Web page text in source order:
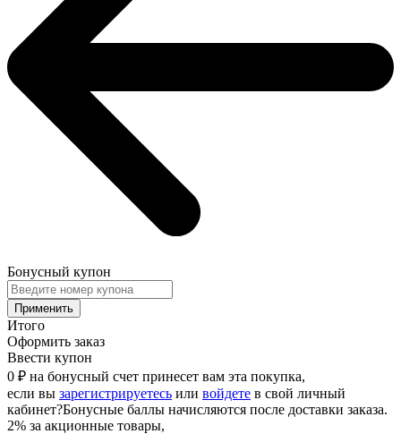
Бонусный купон
Применить
Итого
Оформить заказ
Ввести купон
0 ₽ на бонусный счет принесет вам эта покупка,
если вы зарегистрируетесь или войдете в свой личный
кабинет?Бонусные баллы начисляются после доставки заказа.
2% за акционные товары,